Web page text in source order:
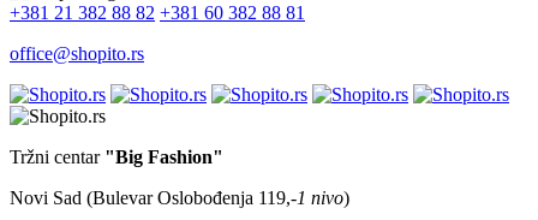
+381 21 382 88 82 +381 60 382 88 81
office@shopito.rs
Tržni centar "Big Fashion"
Novi Sad (Bulevar Oslobođenja 119,-1 nivo)